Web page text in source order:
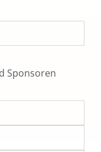
Sponsoren